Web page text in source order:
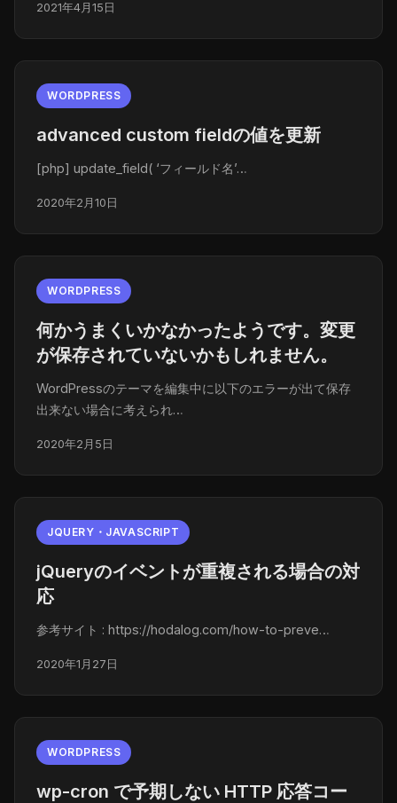
2021年4月15日
WORDPRESS
advanced custom fieldの値を更新
[php] update_field( ‘フィールド名’…
2020年2月10日
WORDPRESS
何かうまくいかなかったようです。変更
が保存されていないかもしれません。
WordPressのテーマを編集中に以下のエラーが出て保存
出来ない場合に考えられ…
2020年2月5日
JQUERY・JAVASCRIPT
jQueryのイベントが重複される場合の対
応
参考サイト : https://hodalog.com/how-to-preve…
2020年1月27日
WORDPRESS
wp-cron で予期しない HTTP 応答コー